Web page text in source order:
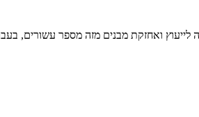
ואחזקת מבנים מזה מספר עשורים,